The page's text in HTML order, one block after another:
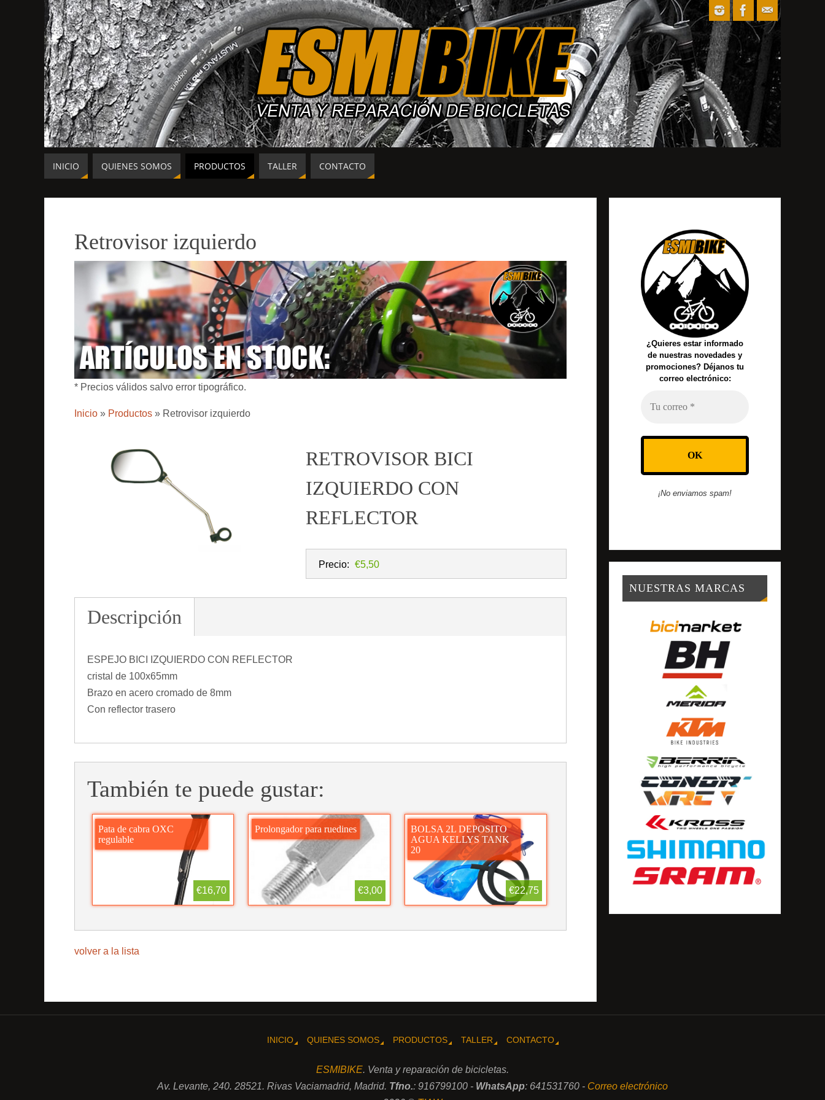
INICIO QUIENES SOMOS PRODUCTOS TALLER CONTACTO
Retrovisor izquierdo
* Precios válidos salvo error tipográfico.
Inicio » Productos » Retrovisor izquierdo
RETROVISOR BICI
IZQUIERDO CON
REFLECTOR
Precio: €5,50
Descripción
ESPEJO BICI IZQUIERDO CON REFLECTOR
cristal de 100x65mm
Brazo en acero cromado de 8mm
Con reflector trasero
También te puede gustar:
Pata de cabra OXC
regulable
€16,70
Prolongador para ruedines
€3,00
BOLSA 2L DEPOSITO
AGUA KELLYS TANK
20
€22,75
volver a la lista
¿Quieres estar informado
de nuestras novedades y
promociones? Déjanos tu
correo electrónico:
¡No enviamos spam!
NUESTRAS MARCAS
INICIO QUIENES SOMOS PRODUCTOS TALLER CONTACTO
ESMIBIKE. Venta y reparación de bicicletas.
Av. Levante, 240. 28521. Rivas Vaciamadrid, Madrid. Tfno.: 916799100 - WhatsApp: 641531760 - Correo electrónico